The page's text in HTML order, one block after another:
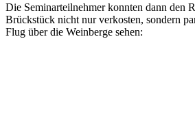
Die Seminarteilnehmer konnten dann den
Brückstück nicht nur verkosten, sondern
Flug über die Weinberge sehen: